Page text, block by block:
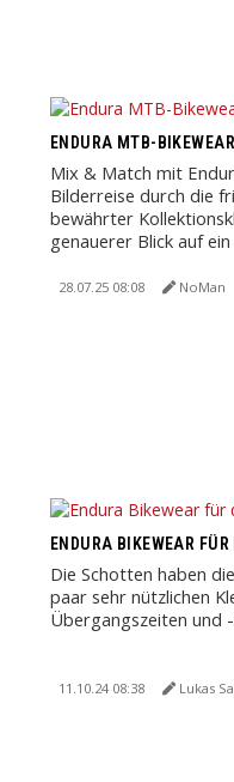
ENDURA MTB-
Mix & Match mit
Bilderreise durch die
bewährter
genauerer Blick auf ein
28.07.25 08:08 NoMan
ENDURA BIKEWEAR
Die Schotten haben
paar sehr nützlichen
Übergangszeiten
11.10.24 08:38 Lukas